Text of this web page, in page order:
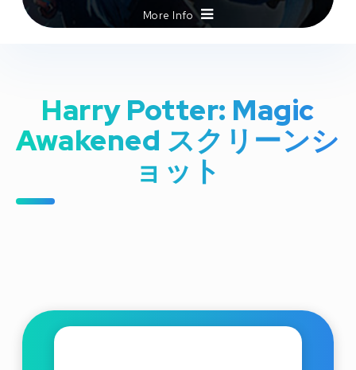
More Info
Harry Potter: Magic
Awakened スクリーンシ
ョット